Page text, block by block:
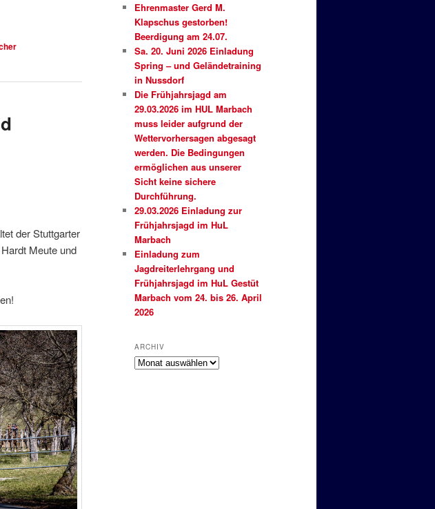
der Stuttgarter
Meute und
Ehrenmaster Gerd M.
Klapschus gestorben!
Beerdigung am 24.07.
Sa. 20. Juni 2026 Einladung
Spring – und Geländetraining
in Nussdorf
Die Frühjahrsjagd am
29.03.2026 im HUL Marbach
muss leider aufgrund der
Wettervorhersagen abgesagt
werden. Die Bedingungen
ermöglichen aus unserer
Sicht keine sichere
Durchführung.
29.03.2026 Einladung zur
Frühjahrsjagd im HuL
Marbach
Einladung zum
Jagdreiterlehrgang und
Frühjahrsjagd im HuL Gestüt
Marbach vom 24. bis 26. April
2026
ARCHIV
Archiv